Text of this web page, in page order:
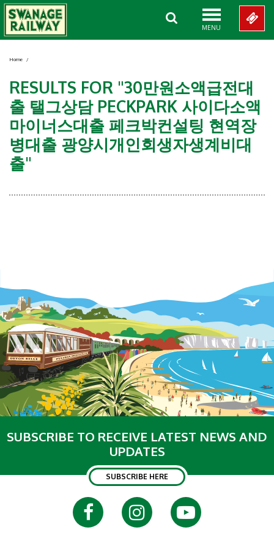
MENU
Home /
RESULTS FOR "30만원소액급전대
출 탤그상담 PECKPARK 사이다소액
마이너스대출 페크박컨설팅 현역장
병대출 광양시개인회생자생계비대
출"
SUBSCRIBE TO RECEIVE LATEST NEWS AND
UPDATES
SUBSCRIBE HERE